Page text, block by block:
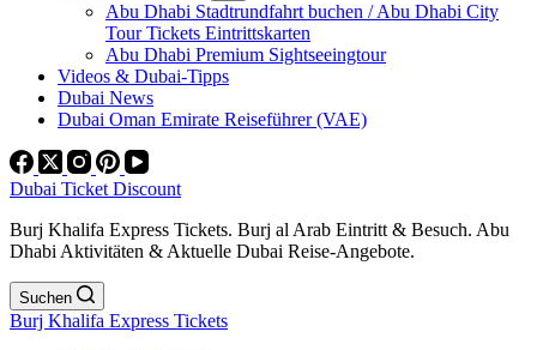
Abu Dhabi Stadtrundfahrt buchen / Abu Dhabi City
Tour Tickets Eintrittskarten
Abu Dhabi Premium Sightseeingtour
Videos & Dubai-Tipps
Dubai News
Dubai Oman Emirate Reiseführer (VAE)
Dubai Ticket Discount
Burj Khalifa Express Tickets. Burj al Arab Eintritt & Besuch. Abu
Dhabi Aktivitäten & Aktuelle Dubai Reise-Angebote.
Suchen
Burj Khalifa Express Tickets